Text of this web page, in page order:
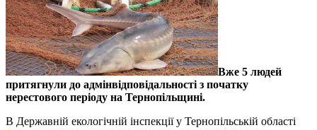
Вже 5 людей
притягнули до адмінвідповідальності з початку
нерестового періоду на Тернопільщині.
В Державній екологічній інспекції у Тернопільській області